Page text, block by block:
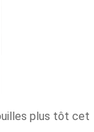
plus tôt cet